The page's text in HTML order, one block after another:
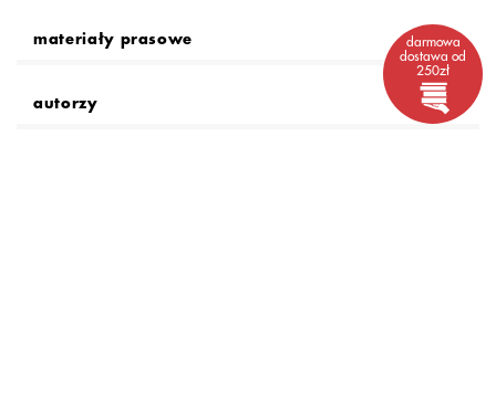
materiały prasowe
autorzy
darmowa
dostawa od
250zł